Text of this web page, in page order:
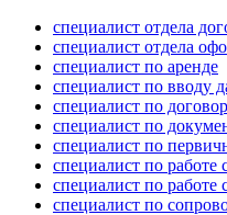
специалист отдела
специалист отдела
специалист по аренде
специалист по вводу
специалист по
специалист по
специалист по
специалист по работе
специалист по работе
специалист по